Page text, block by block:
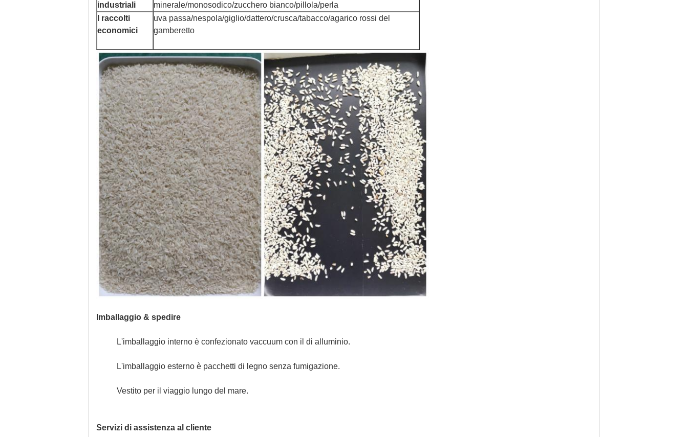
industriali
minerale/monosodico/zucchero bianco/pillola/perla
I raccolti
economici
uva passa/nespola/giglio/dattero/crusca/tabacco/agarico rossi del
gamberetto
Imballaggio & spedire
L'imballaggio interno è confezionato vaccuum con il di alluminio.
L'imballaggio esterno è pacchetti di legno senza fumigazione.
Vestito per il viaggio lungo del mare.
Servizi di assistenza al cliente